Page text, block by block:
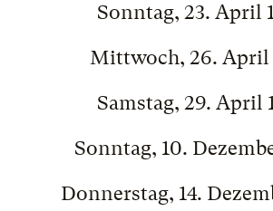
Sonntag, 23. April
Mittwoch, 26. April
Samstag, 29. April
Sonntag, 10.
Donnerstag, 14.